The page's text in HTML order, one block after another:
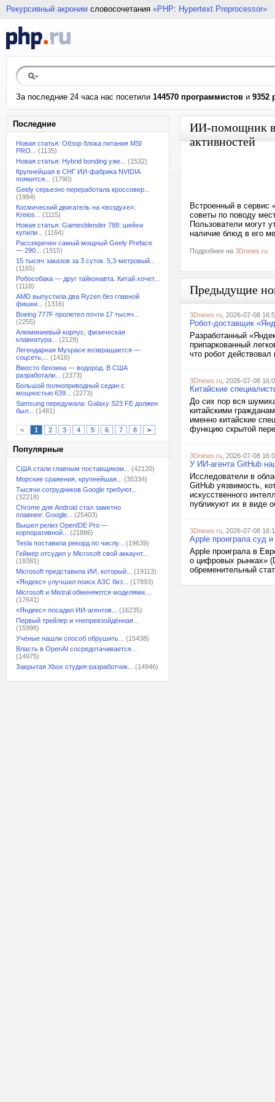
Рекурсивный акроним словосочетания «PHP: Hypertext Preprocessor»
За последние 24 часа нас посетили 144570 программистов и 9352
Последние
Новая статья: Обзор блока питания MSI
PRO...
(1135)
Новая статья: Hybrid bonding уже...
(1532)
Крупнейшая в СНГ ИИ-фабрика NVIDIA
появится...
(1790)
Geely серьезно переработала кроссовер...
(1994)
Космический двигатель на «воздухе»:
Kreios...
(1115)
Новая статья: Gamesblender 788: шейхи
купили...
(1164)
Рассекречен самый мощный Geely Preface
— 290...
(1915)
15 тысяч заказов за 3 суток. 5,3-метровый...
(1165)
Робособака — друг тайконавта. Китай хочет...
(1118)
AMD выпустила два Ryzen без главной
фишки...
(1316)
Boeing 777F пролетел почти 17 тысяч...
(2255)
Алюминиевый корпус, физическая
клавиатура...
(2129)
Легендарная Myspace возвращается —
соцсеть,...
(1416)
Вместо бензина — водород. В США
разработали...
(2373)
Большой полноприводный седан с
мощностью 639...
(2273)
Samsung передумала: Galaxy S23 FE должен
был...
(1481)
< 1 2 3 4 5 6 7 8 >
Популярные
США стали главным поставщиком...
(42120)
Морские сражения, крупнейшая...
(35334)
Тысячи сотрудников Google требуют...
(32218)
Chrome для Android стал заметно
плавнее: Google...
(25403)
Вышел релиз OpenIDE Pro —
корпоративной...
(21886)
Tesla поставила рекорд по числу...
(19639)
Геймер отсудил у Microsoft свой аккаунт...
(19381)
Microsoft представила ИИ, который...
(19113)
«Яндекс» улучшил поиск АЗС без...
(17893)
Microsoft и Mistral обменяются моделями...
(17641)
«Яндекс» посадил ИИ-агентов...
(16235)
Первый трейлер и «непревзойдённая...
(15998)
Учёные нашли способ обрушить...
(15438)
Власть в OpenAI сосредотачивается...
(14975)
Закрытая Xbox студия-разработчик...
(14946)
ИИ-помощник в
активностей
Встроенный в сервис
советы по поводу
Пользователи могут
наличие блюд в его
Подробнее на 3Dnews.ru
Предыдущие
3Dnews.ru , 2026-07-08
Робот-доставщик
Разработанный
припаркованный
что робот
3Dnews.ru , 2026-07-08
Китайские
До сих пор вся
китайскими
именно китайские
функцию скрытой
3Dnews.ru , 2026-07-08
У ИИ-агента GitHub
Исследователи в
GitHub уязвимость,
искусственного
публикуют их в виде
3Dnews.ru , 2026-07-08
Apple проиграла суд
Apple проиграла в
о цифровых рынках»
обременительный